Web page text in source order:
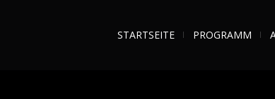
STARTSEITE PROGRAMM